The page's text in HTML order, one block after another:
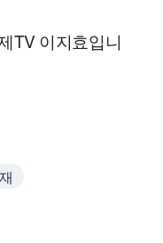
TV 이지효입니